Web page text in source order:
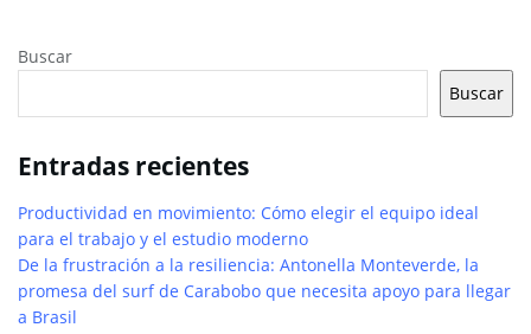
Buscar
Buscar
Entradas recientes
Productividad en movimiento: Cómo elegir el equipo ideal
para el trabajo y el estudio moderno
De la frustración a la resiliencia: Antonella Monteverde, la
promesa del surf de Carabobo que necesita apoyo para llegar
a Brasil